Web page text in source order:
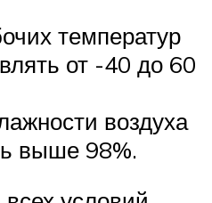
температур
от -40 до 60
воздуха
выше 98%.